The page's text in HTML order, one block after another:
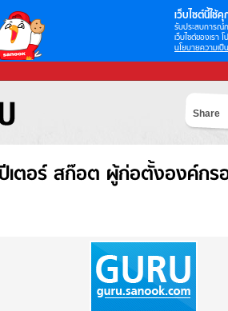
เว็บไซต์นี้ใช้คุ
รับประสบการณ์
เว็บไซต์ของเรา
นโยบายความเป็
Share
ปีเตอร์ สก๊อต ผู้ก่อตั้งองค์ก